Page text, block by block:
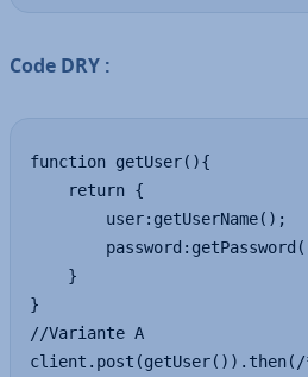
Code DRY :
function getUser(){
    return {
        user:getUserName();
    }
}
//Variante A